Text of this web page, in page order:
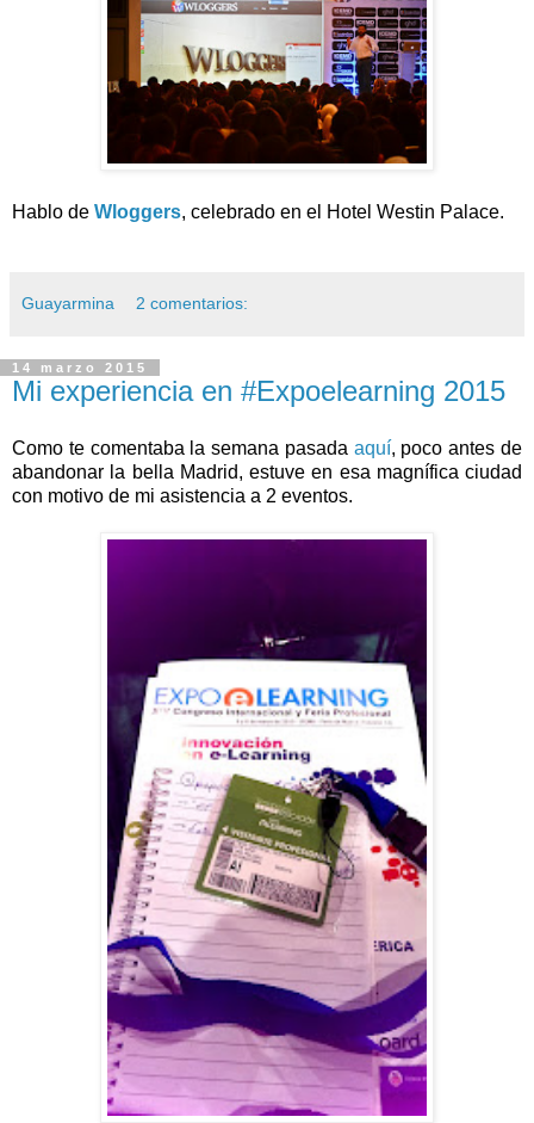
Hablo de Wloggers, celebrado en el Hotel Westin Palace.
Guayarmina 2 comentarios:
14 marzo 2015
Mi experiencia en #Expoelearning 2015
Como te comentaba la semana pasada aquí, poco antes de
abandonar la bella Madrid, estuve en esa magnífica ciudad
con motivo de mi asistencia a 2 eventos.